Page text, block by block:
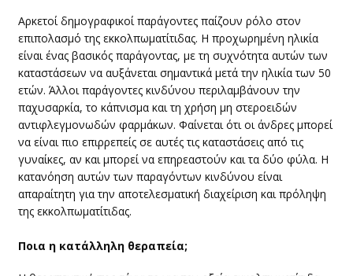
Αρκετοί δημογραφικοί παράγοντες παίζουν ρόλο στον
επιπολασμό της εκκολπωματίτιδας. Η προχωρημένη ηλικία
είναι ένας βασικός παράγοντας, με τη συχνότητα αυτών των
καταστάσεων να αυξάνεται σημαντικά μετά την ηλικία των 50
ετών. Άλλοι παράγοντες κινδύνου περιλαμβάνουν την
παχυσαρκία, το κάπνισμα και τη χρήση μη στεροειδών
αντιφλεγμονωδών φαρμάκων. Φαίνεται ότι οι άνδρες μπορεί
να είναι πιο επιρρεπείς σε αυτές τις καταστάσεις από τις
γυναίκες, αν και μπορεί να επηρεαστούν και τα δύο φύλα. Η
κατανόηση αυτών των παραγόντων κινδύνου είναι
απαραίτητη για την αποτελεσματική διαχείριση και πρόληψη
της εκκολπωματίτιδας.
​Ποια η κατάλληλη θεραπεία;